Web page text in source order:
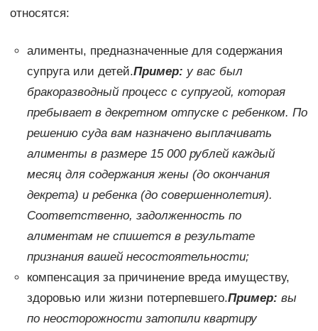
относятся:
алименты, предназначенные для содержания
супруга или детей.Пример: у вас был
бракоразводный процесс с супругой, которая
пребывает в декретном отпуске с ребенком. По
решению суда вам назначено выплачивать
алименты в размере 15 000 рублей каждый
месяц для содержания жены (до окончания
декрета) и ребенка (до совершеннолетия).
Соответственно, задолженность по
алиментам не спишется в результате
признания вашей несостоятельности;
компенсация за причинение вреда имуществу,
здоровью или жизни потерпевшего.Пример: вы
по неосторожности затопили квартиру